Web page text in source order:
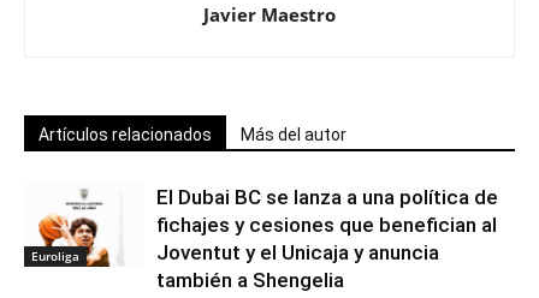
Javier Maestro
Artículos relacionados Más del autor
Euroliga
El Dubai BC se lanza a una política de
fichajes y cesiones que benefician al
Joventut y el Unicaja y anuncia
también a Shengelia